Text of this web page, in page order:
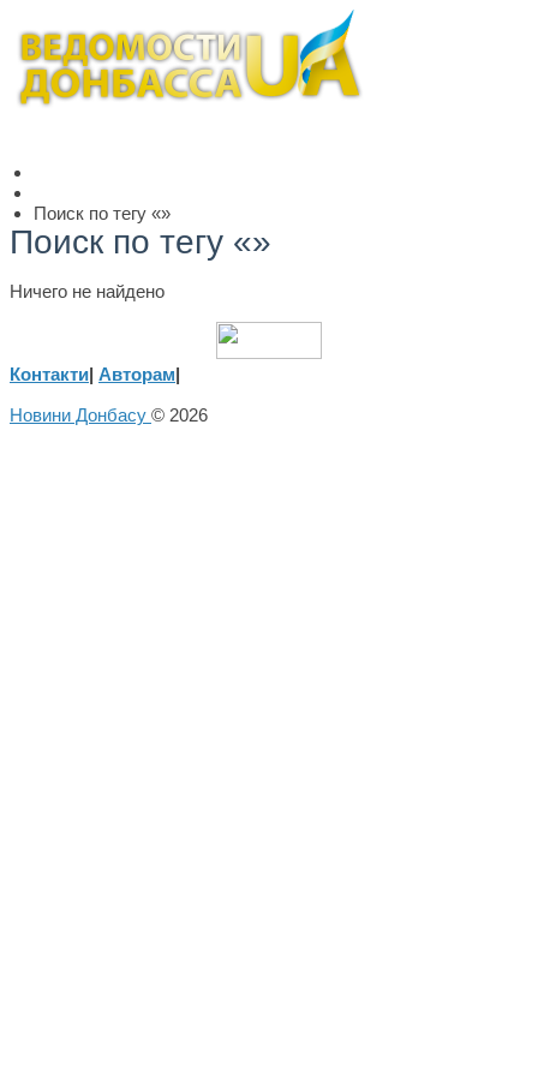
Поиск по тегу «»
Поиск по тегу «»
Ничего не найдено
Контакти| Авторам|
Новини Донбасу © 2026